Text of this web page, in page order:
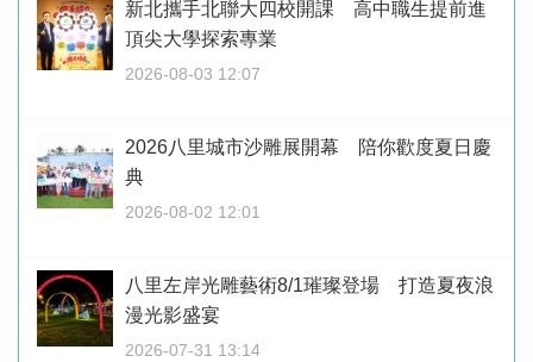
新北攜手北聯大四校開課 高中職生提前進
頂尖大學探索專業
2026-08-03 12:07
2026八里城市沙雕展開幕 陪你歡度夏日慶
典
2026-08-02 12:01
八里左岸光雕藝術8/1璀璨登場 打造夏夜浪
漫光影盛宴
2026-07-31 13:14